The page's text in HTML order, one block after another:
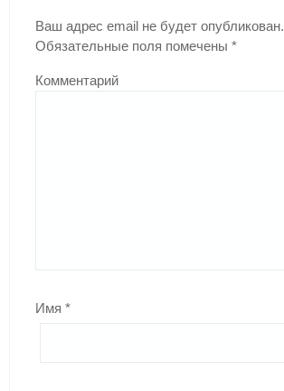
Ваш адрес email не будет опубликован.
Обязательные поля помечены *
Комментарий
Имя *